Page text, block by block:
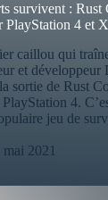
survivent : Rust
PlayStation 4 et
caillou qui
et développeur
sortie de Rust
4.
jeu de
mai 2021